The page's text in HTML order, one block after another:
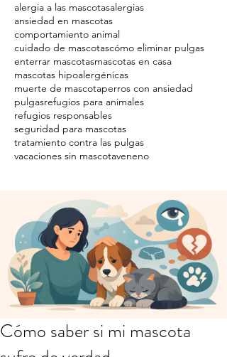
alergia a las mascotasalergias
ansiedad en mascotas
comportamiento animal
cuidado de mascotascómo eliminar pulgas
enterrar mascotasmascotas en casa
mascotas hipoalergénicas
muerte de mascotaperros con ansiedad
pulgasrefugios para animales
refugios responsables
seguridad para mascotas
tratamiento contra las pulgas
vacaciones sin mascotaveneno
Cómo saber si mi mascota